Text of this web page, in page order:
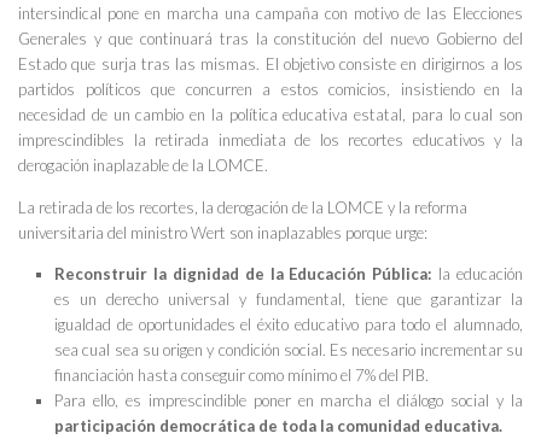
intersindical pone en marcha una campaña con motivo de las Elecciones
Generales y que continuará tras la constitución del nuevo Gobierno del
Estado que surja tras las mismas. El objetivo consiste en dirigirnos a los
partidos políticos que concurren a estos comicios, insistiendo en la
necesidad de un cambio en la política educativa estatal, para lo cual son
imprescindibles la retirada inmediata de los recortes educativos y la
derogación inaplazable de la LOMCE.
La retirada de los recortes, la derogación de la LOMCE y la reforma
universitaria del ministro Wert son inaplazables porque urge:
Reconstruir la dignidad de la Educación Pública: la educación
es un derecho universal y fundamental, tiene que garantizar la
igualdad de oportunidades el éxito educativo para todo el alumnado,
sea cual sea su origen y condición social. Es necesario incrementar su
financiación hasta conseguir como mínimo el 7% del PIB.
Para ello, es imprescindible poner en marcha el diálogo social y la
participación democrática de toda la comunidad educativa.